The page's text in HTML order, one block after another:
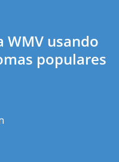
WMV usando
populares